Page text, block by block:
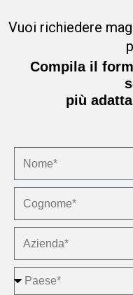
Vuoi richiedere
Compila il
più